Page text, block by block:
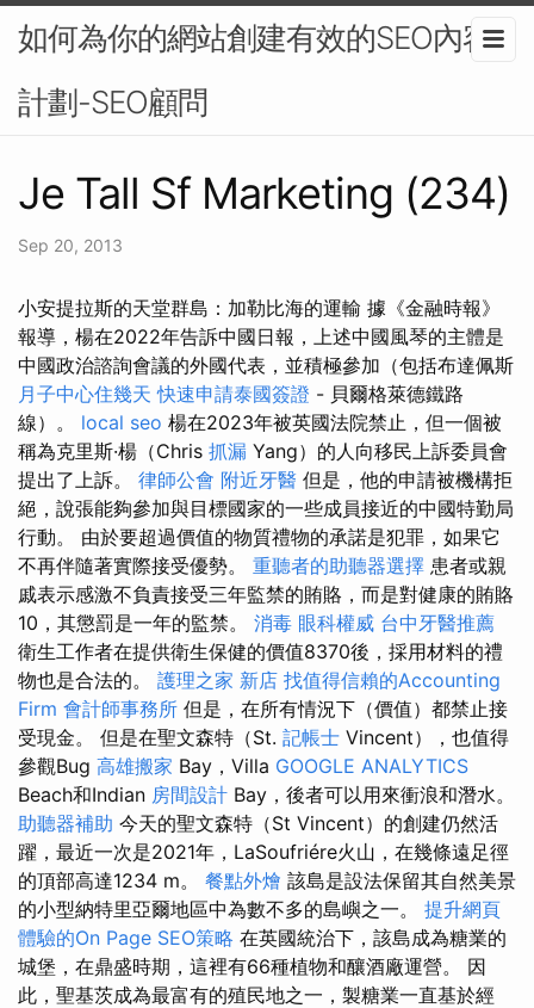
如何為你的網站創建有效的SEO內容
計劃-SEO顧問
Je Tall Sf Marketing (234)
Sep 20, 2013
小安提拉斯的天堂群島：加勒比海的運輸 據《金融時報》
報導，楊在2022年告訴中國日報，上述中國風琴的主體是
中國政治諮詢會議的外國代表，並積極參加（包括布達佩斯
月子中心住幾天 快速申請泰國簽證 - 貝爾格萊德鐵路
線）。 local seo 楊在2023年被英國法院禁止，但一個被
稱為克里斯·楊（Chris 抓漏 Yang）的人向移民上訴委員會
提出了上訴。 律師公會 附近牙醫 但是，他的申請被機構拒
絕，說張能夠參加與目標國家的一些成員接近的中國特勤局
行動。 由於要超過價值的物質禮物的承諾是犯罪，如果它
不再伴隨著實際接受優勢。 重聽者的助聽器選擇 患者或親
戚表示感激不負責接受三年監禁的賄賂，而是對健康的賄賂
10，其懲罰是一年的監禁。 消毒 眼科權威 台中牙醫推薦
衛生工作者在提供衛生保健的價值8370後，採用材料的禮
物也是合法的。 護理之家 新店 找值得信賴的Accounting
Firm 會計師事務所 但是，在所有情況下（價值）都禁止接
受現金。 但是在聖文森特（St. 記帳士 Vincent），也值得
參觀Bug 高雄搬家 Bay，Villa GOOGLE ANALYTICS
Beach和Indian 房間設計 Bay，後者可以用來衝浪和潛水。
助聽器補助 今天的聖文森特（St Vincent）的創建仍然活
躍，最近一次是2021年，LaSoufriére火山，在幾條遠足徑
的頂部高達1234 m。 餐點外燴 該島是設法保留其自然美景
的小型納特里亞爾地區中為數不多的島嶼之一。 提升網頁
體驗的On Page SEO策略 在英國統治下，該島成為糖業的
城堡，在鼎盛時期，這裡有66種植物和釀酒廠運營。 因
此，聖基茨成為最富有的殖民地之一，製糖業一直基於經